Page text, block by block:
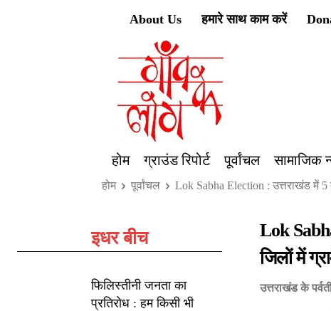
About Us हमारे साथ काम करें
होम ग्राउंड रिपोर्ट पूर्वांचल सामाजिक
होम पूर्वांचल Lok Sabha Election : उत्तराखंड में
इधर बीच
फिलिस्तीनी जनता का
प्रतिरोध : हम किसी भी
Lok
जिलों में
उत्तराखंड के